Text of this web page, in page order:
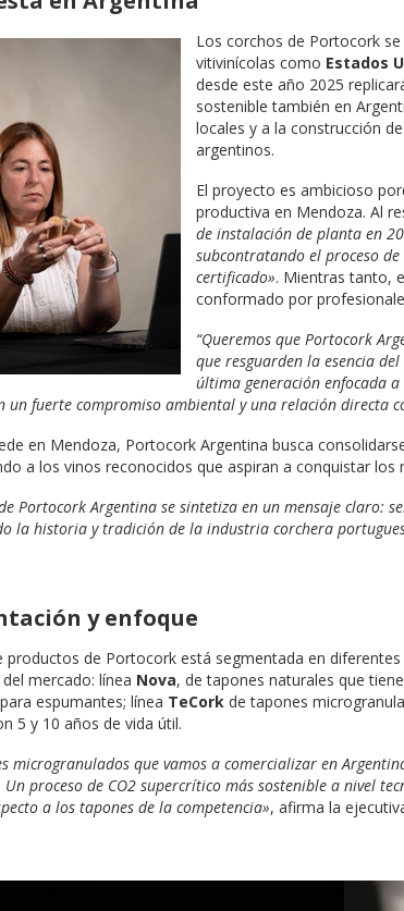
Los corchos de Portocork
vitivinícolas como Estados
desde este año 2025
sostenible también en
locales y a la construcción
argentinos.
El proyecto es ambicioso
productiva en Mendoza. Al
de instalación de planta en
subcontratando el proceso
certificado». Mientras tanto,
conformado por
“Queremos que Portocork
que resguarden la esencia
última generación enfocada
un fuerte compromiso ambiental y una relación directa
en Mendoza, Portocork Argentina busca
a los vinos reconocidos que aspiran a conquistar los
Portocork Argentina se sintetiza en un mensaje claro:
la historia y tradición de la industria corchera
y enfoque
productos de Portocork está segmentada en
mercado: línea Nova, de tapones naturales que
para espumantes; línea TeCork de tapones
5 y 10 años de vida útil.
microgranulados que vamos a comercializar en
proceso de CO2 supercrítico más sostenible a nivel
a los tapones de la competencia», afirma la